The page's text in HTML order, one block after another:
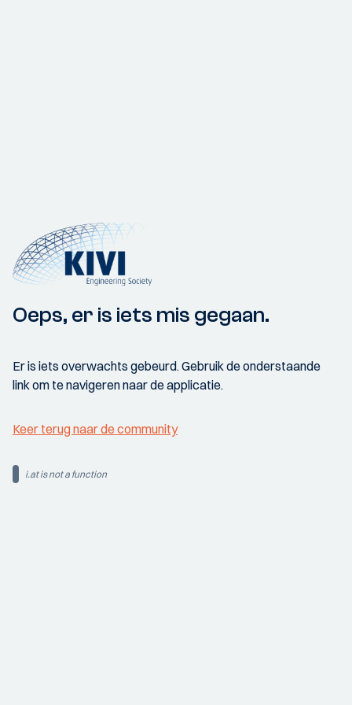
Oeps, er is iets mis gegaan.
Er is iets overwachts gebeurd. Gebruik de onderstaande
link om te navigeren naar de applicatie.
Keer terug naar de community
i.at is not a function